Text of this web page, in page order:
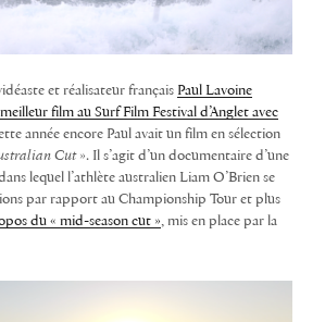
et réalisateur français Paul Lavoine
film au Surf Film Festival d’Anglet avec
année encore Paul avait un film en sélection
Cut». Il s’agit d’un documentaire d’une
lequel l’athlète australien Liam O’Brien se
par rapport au Championship Tour et plus
du « mid-season cut », mis en place par la